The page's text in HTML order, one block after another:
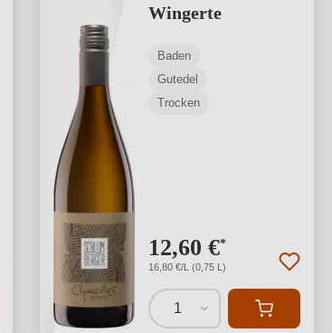
Wingerte
Baden
Gutedel
Trocken
12,60 €*
16,80 €/L (0,75 L)
1